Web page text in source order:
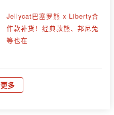
Jellycat巴塞罗熊 x Liberty合
作款补货！经典款熊、邦尼兔
等也在
多